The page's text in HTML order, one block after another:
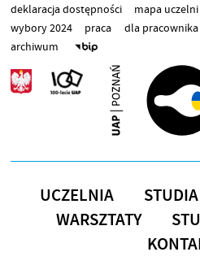
Przejdź do treści
deklaracja dostępności mapa uczelni
wybory 2024
praca dla pracownika
archiwum
UCZELNIA STUDIA
WARSZTATY